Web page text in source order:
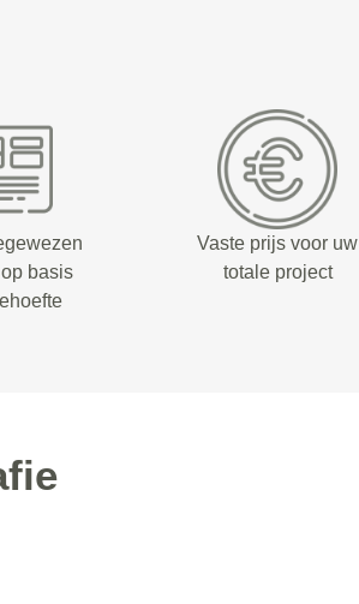
basis
Vaste prijs voor uw
totale project